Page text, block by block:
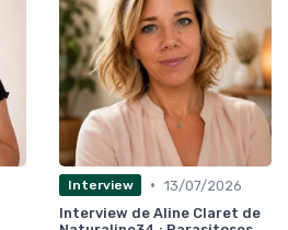
Interview • 13/07/2026
Interview de Aline Claret de